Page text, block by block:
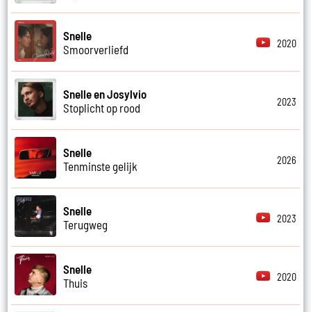
Snelle
Smoorverliefd
2020
Snelle en Josylvio
Stoplicht op rood
2023
Snelle
Tenminste gelijk
2026
Snelle
Terugweg
2023
Snelle
Thuis
2020